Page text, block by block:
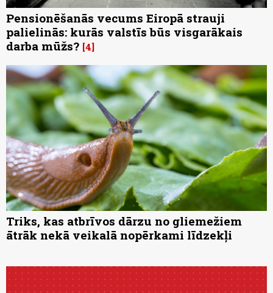
Pensionēšanās vecums Eiropā strauji
palielinās: kurās valstīs būs visgarākais
darba mūžs? 4
Triks, kas atbrīvos dārzu no gliemežiem
ātrāk nekā veikalā nopērkami līdzekļi